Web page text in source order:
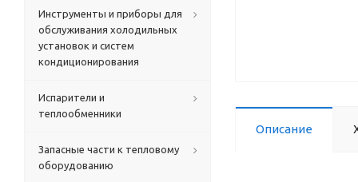
Описание
Инструменты и приборы для
обслуживания холодильных
установок и систем
кондиционирования
Испарители и
теплообменники
Запасные части к тепловому
оборудованию